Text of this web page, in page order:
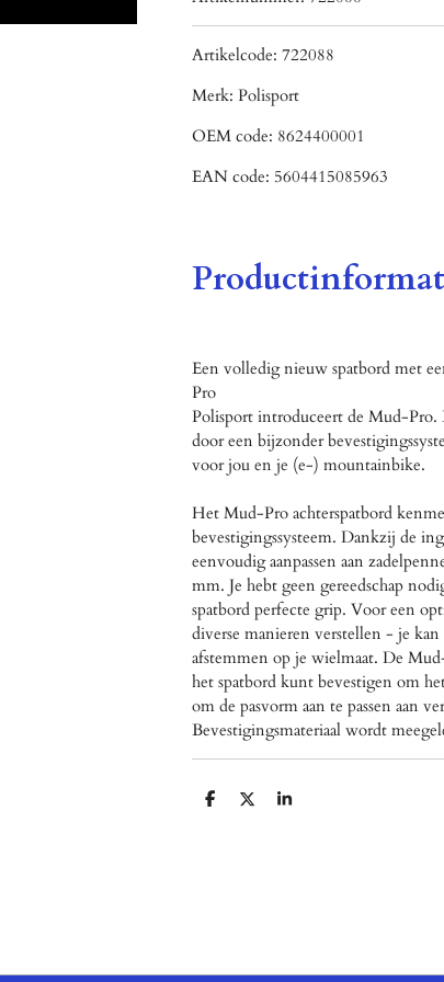
Artikelcode: 722088
Merk: Polisport
OEM code: 8624400001
EAN code: 5604415085963
Een volledig nieuw spatbord met
Pro
Polisport introduceert de Mud-Pro.
door een bijzonder
voor jou en je (e-) mountainbike.
Het Mud-Pro achterspatbord
bevestigingssysteem. Dankzij de
eenvoudig aanpassen aan
mm. Je hebt geen gereedschap
spatbord perfecte grip. Voor een
diverse manieren verstellen - je
afstemmen op je wielmaat. De
het spatbord kunt bevestigen om
om de pasvorm aan te passen aan
Bevestigingsmateriaal wordt
D
D
S